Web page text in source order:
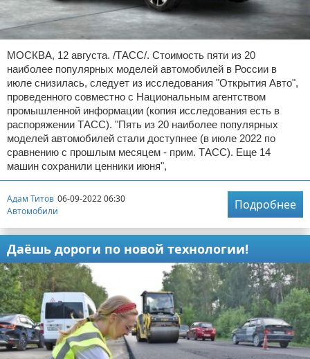
МОСКВА, 12 августа. /ТАСС/. Стоимость пяти из 20
наиболее популярных моделей автомобилей в России в
июле снизилась, следует из исследования "Открытия Авто",
проведенного совместно с Национальным агентством
промышленной информации (копия исследования есть в
распоряжении ТАСС). "Пять из 20 наиболее популярных
моделей автомобилей стали доступнее (в июле 2022 по
сравнению с прошлым месяцем - прим. ТАСС). Еще 14
машин сохранили ценники июня",
Адам Титов 06-09-2022 06:30
Автомобили
Подробнее
Даёшь дороги по новой технологии!